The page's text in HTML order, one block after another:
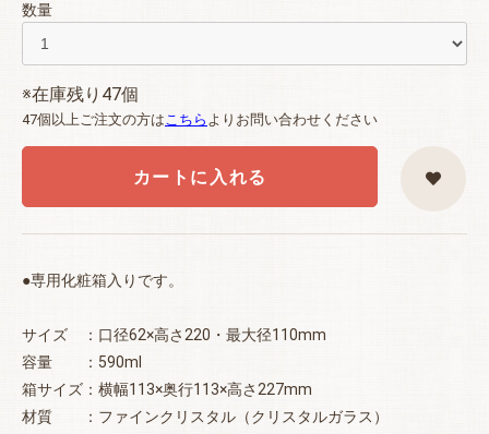
数量
※在庫残り47個
47個以上ご注文の方はこちら よりお問い合わせください
カートに入れる
●専用化粧箱入りです。
サイズ ：口径62×高さ220・最大径110mm
容量 ：590ml
箱サイズ：横幅113×奥行113×高さ227mm
材質 ：ファインクリスタル（クリスタルガラス）